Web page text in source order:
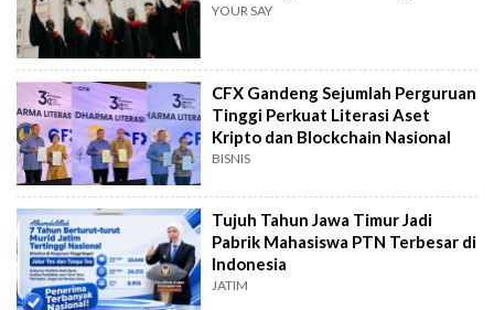
YOUR SAY
CFX Gandeng Sejumlah Perguruan
Tinggi Perkuat Literasi Aset
Kripto dan Blockchain Nasional
BISNIS
Tujuh Tahun Jawa Timur Jadi
Pabrik Mahasiswa PTN Terbesar di
Indonesia
JATIM